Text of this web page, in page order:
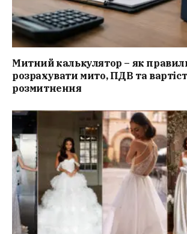
Митний калькулятор – як
розрахувати мито, ПДВ та
розмитнення